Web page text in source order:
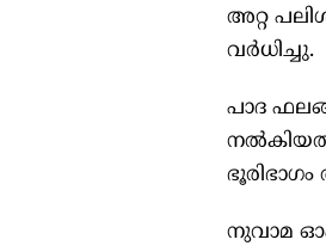
അറ്റ
വർധിച്ചു.
പാദ
നുവാമ